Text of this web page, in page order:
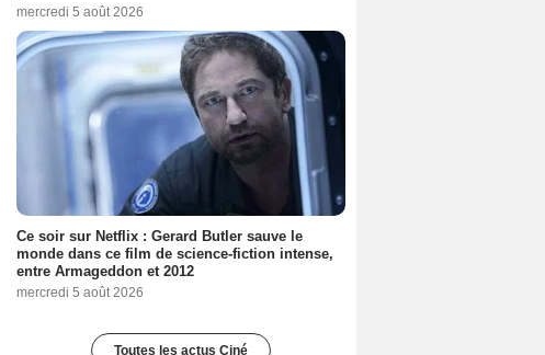
mercredi 5 août 2026
Ce soir sur Netflix : Gerard Butler sauve le
monde dans ce film de science-fiction intense,
entre Armageddon et 2012
mercredi 5 août 2026
Toutes les actus Ciné